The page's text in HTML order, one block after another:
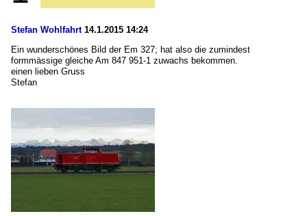
Stefan Wohlfahrt14.1.2015 14:24
Ein wunderschönes Bild der Em 327; hat also die zumindest
formmässige gleiche Am 847 951-1 zuwachs bekommen.
einen lieben Gruss
Stefan